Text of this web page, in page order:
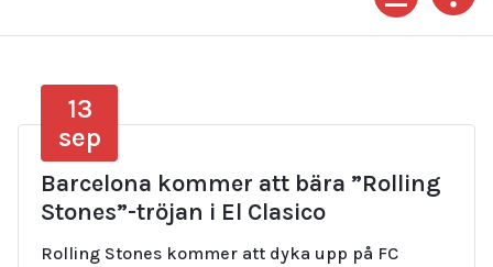
13
sep
Barcelona kommer att bära ”Rolling
Stones”-tröjan i El Clasico
Rolling Stones kommer att dyka upp på FC